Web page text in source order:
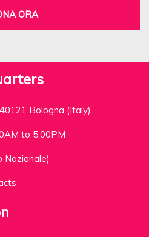
ORA
Bologna (Italy)
to 5.00PM
Nazionale)